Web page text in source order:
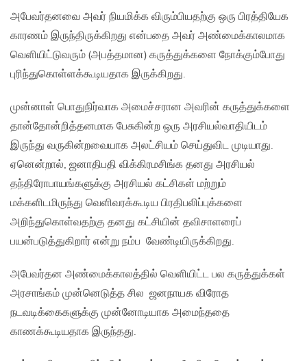
அபேவர்தனவை அவர் நியமிக்க விரும்பியதற்கு ஒரு பிரத்தியேக
காரணம் இருந்திருக்கிறது என்பதை அவர் அண்மைக்காலமாக
வெளியிட்டுவரும் (அபத்தமான) கருத்துக்களை நோக்கும்போது
புரிந்துகொள்ளக்கூடியதாக இருக்கிறது.
முன்னாள் பொதுநிர்வாக அமைச்சரான அவரின் கருத்துக்களை
தான்தோன்றித்தனமாக பேசுகின்ற ஒரு அரசியல்வாதியிடம்
இருந்து வருகின்றவையாக அலட்சியம் செய்துவிட முடியாது.
ஏனென்றால், ஜனாதிபதி விக்கிரமசிங்க தனது அரசியல்
தந்திரோபாயங்களுக்கு அரசியல் கட்சிகள் மற்றும்
மக்களிடமிருந்து வெளிவரக்கூடிய பிரதிபலிப்புக்களை
அறிந்துகொள்வதற்கு தனது கட்சியின் தவிசாளரைப்
பயன்படுத்துகிறார் என்று நம்ப வேண்டியிருக்கிறது.
அபேவர்தன அண்மைக்காலத்தில் வெளியிட்ட பல கருத்துக்கள்
அரசாங்கம் முன்னெடுத்த சில ஜனநாயக விரோத
நடவடிக்கைகளுக்கு முன்னோடியாக அமைந்ததை
காணக்கூடியதாக இருந்தது.